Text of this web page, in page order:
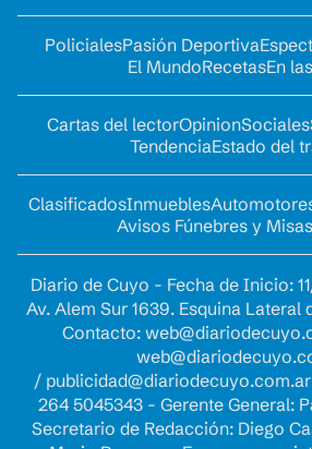
PolicialesPasión Deportiva
El MundoRecetasEn
Cartas del lectorOpinionSociales
TendenciaEstado del
ClasificadosInmuebles
Avisos Fúnebres y Misas
Diario de Cuyo - Fecha de Inicio:
Av. Alem Sur 1639. Esquina
Contacto:
/ publicidad@diariodecuyo.com.ar
264 5045343 - Gerente General:
Secretario de Redacción: Diego